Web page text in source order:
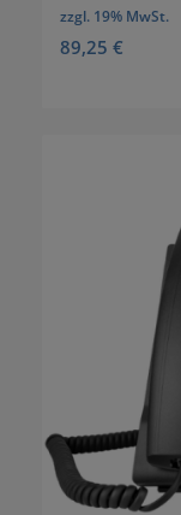
zzgl. 19% MwSt.
89,25 €